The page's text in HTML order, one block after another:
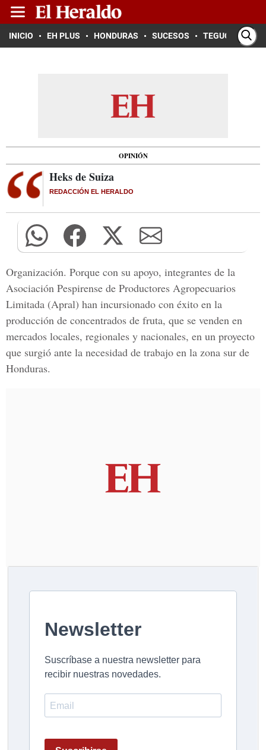
INICIO EH PLUS HONDURAS SUCESOS TEGUCIGALPA
OPINIÓN
Heks de Suiza
REDACCIÓN EL HERALDO
Organización. Porque con su apoyo, integrantes de la
Asociación Pespirense de Productores Agropecuarios
Limitada (Apral) han incursionado con éxito en la
producción de concentrados de fruta, que se venden en
mercados locales, regionales y nacionales, en un proyecto
que surgió ante la necesidad de trabajo en la zona sur de
Honduras.